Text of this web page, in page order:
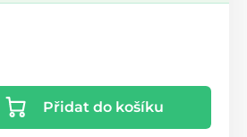
Přidat do košíku